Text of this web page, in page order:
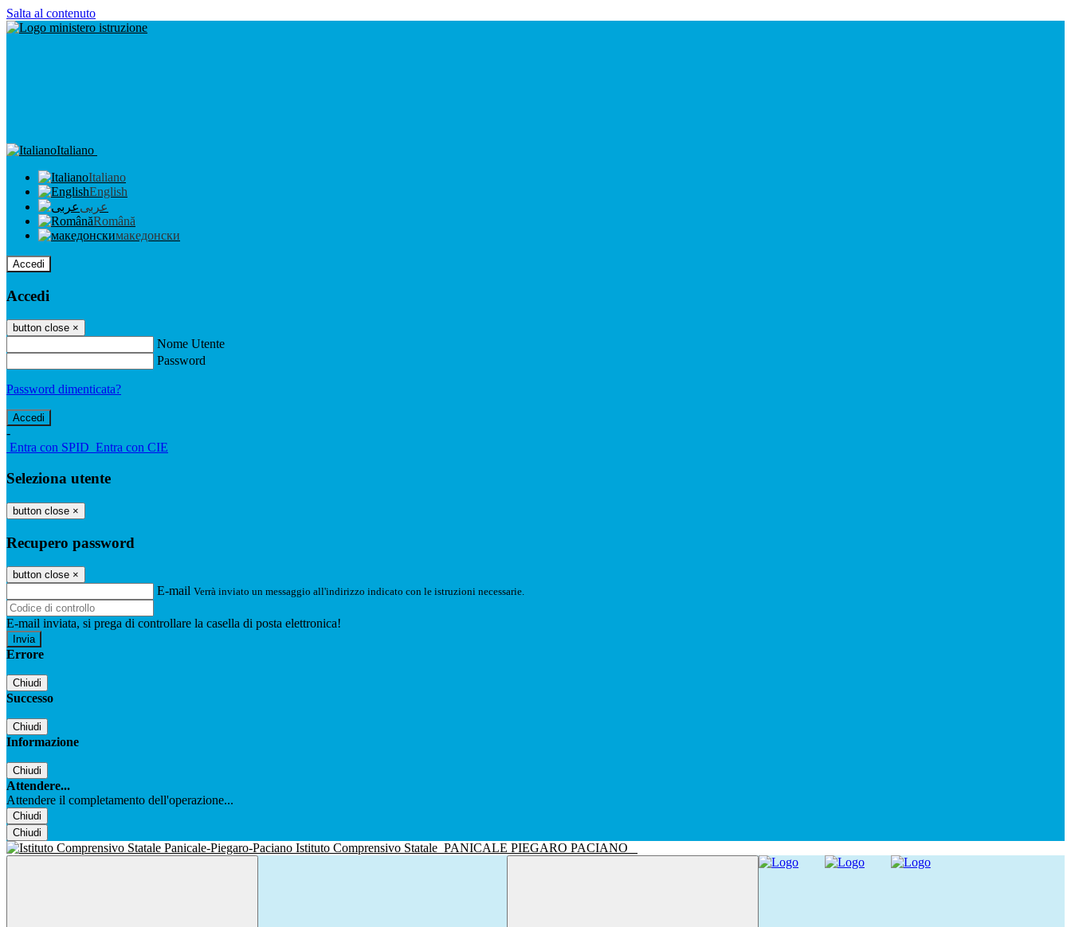
Salta al contenuto
Italiano
Italiano
English
عربى
Română
македонски
Accedi
Accedi
button close ×
Nome Utente
Password
Password dimenticata?
-
Entra con SPID Entra con CIE
Seleziona utente
button close ×
Recupero password
button close ×
E-mail Verrà inviato un messaggio all'indirizzo indicato con le istruzioni necessarie.
E-mail inviata, si prega di controllare la casella di posta elettronica!
Errore
Chiudi
Successo
Chiudi
Informazione
Chiudi
Attendere...
Attendere il completamento dell'operazione...
Chiudi
Chiudi
Istituto Comprensivo Statale PANICALE PIEGARO PACIANO